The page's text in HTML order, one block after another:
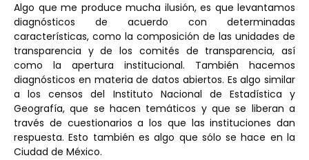
Algo que me produce mucha ilusión, es que levantamos
diagnósticos de acuerdo con determinadas
características, como la composición de las unidades de
transparencia y de los comités de transparencia, así
como la apertura institucional. También hacemos
diagnósticos en materia de datos abiertos. Es algo similar
a los censos del Instituto Nacional de Estadística y
Geografía, que se hacen temáticos y que se liberan a
través de cuestionarios a los que las instituciones dan
respuesta. Esto también es algo que sólo se hace en la
Ciudad de México.